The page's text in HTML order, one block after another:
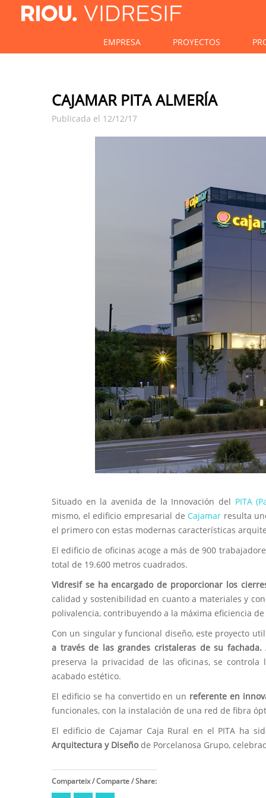
EMPRESA PROYECTOS
CAJAMAR PITA ALMERÍA
Publicada el 12/12/17
Situado en la avenida de la Innovación del PITA
mismo, el edificio empresarial deCajamar resulta
el primero con estas modernas características
El edificio de oficinas acoge a más de 900
total de 19.600 metros cuadrados.
Vidresif se ha encargado de proporcionar los
calidad y sostenibilidad en cuanto a materiales y
polivalencia, contribuyendo a la máxima eficiencia
Con un singular y funcional diseño, este proyecto
a través de las grandes cristaleras de su fachada.
preserva la privacidad de las oficinas, se
acabado estético.
El edificio se ha convertido en un referente en
funcionales, con la instalación de una red de fibra
El edificio de Cajamar Caja Rural en el PITA ha
Arquitectura y Diseñode Porcelanosa Grupo,
Comparteix / Comparte / Share: